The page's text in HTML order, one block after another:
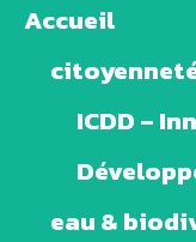
Accueil
ICDD –
eau &